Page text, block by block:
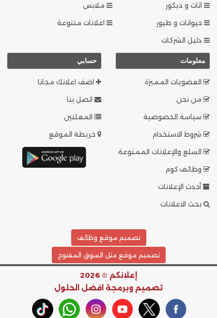
اثاث و ديكور
ملابس
حيوانات و طيور
اعلانات متنوعة
دليل الشركات
معلومات
العضويات المميزة
من نحن
سياسة الخصوصية
شروط الاستخدام
السلع والإعلانات الممنوعة
وظائف.كوم
أحدث الإعلانات
بحث الاعلانات
حسابي
اضف اعلانك مجانا
اتصل بنا
المعلنين
خريطة الموقع
تصميم موقع وظائف
تصميم موقع مثل السوق المفتوح
إعلانكم © 2026
تصميم وبرمجة افضل الحلول